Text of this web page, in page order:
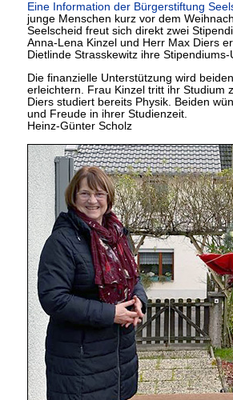
Eine Information der Bürgerstiftung
junge Menschen kurz vor dem
Seelscheid freut sich direkt zwei
Anna-Lena Kinzel und Herr Max Diers
Dietlinde Strasskewitz ihre
Die finanzielle Unterstützung wird
erleichtern. Frau Kinzel tritt ihr Studium
Diers studiert bereits Physik. Beiden
und Freude in ihrer Studienzeit.
Heinz-Günter Scholz